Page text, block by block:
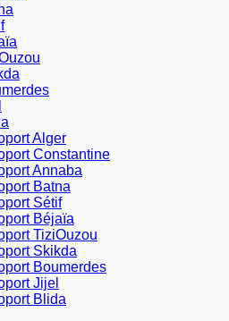
Alger
Constantine
Annaba
Batna
Sétif
Béjaïa
TiziOuzou
Skikda
Boumerdes
Jijel
Blida